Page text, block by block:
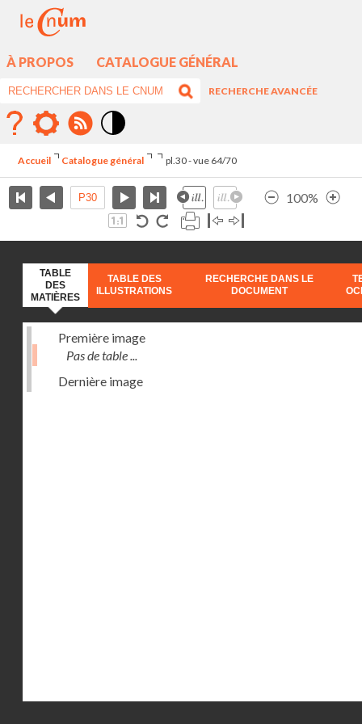
À PROPOS CATALOGUE GÉNÉRAL
RECHERCHE AVANCÉE
élévé
Accueil Catalogue général pl.30 - vue 64/70
100%
TABLE
DES
MATIÈRES
TABLE DES
ILLUSTRATIONS
RECHERCHE DANS LE
DOCUMENT
Première image
Pas de table ...
Dernière image